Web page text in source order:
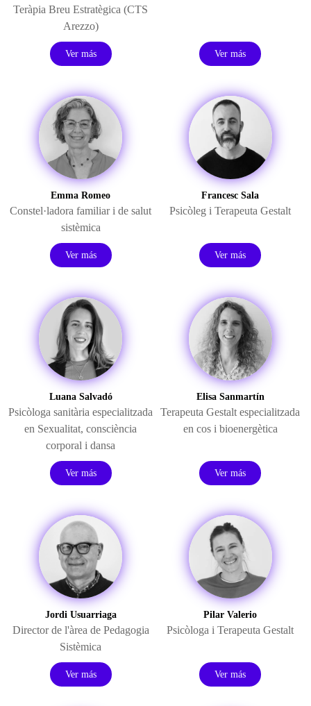
Teràpia Breu Estratègica (CTS
Arezzo)
Ver más Ver más
Emma Romeo
Constel·ladora familiar i de salut
sistèmica
Ver más
Francesc Sala
Psicòleg i Terapeuta Gestalt
Ver más
Luana Salvadó
Psicòloga sanitària especialitzada
en Sexualitat, consciència
corporal i dansa
Ver más
Elisa Sanmartín
TerapeutaGestalt especialitzada
en cos i bioenergètica
Ver más
Jordi Usuarriaga
Director de l'àrea de Pedagogia
Sistèmica
Ver más
Pilar Valerio
Psicòloga i Terapeuta Gestalt
Ver más